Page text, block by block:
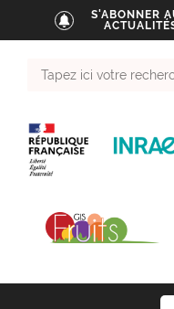
S'ABONNER